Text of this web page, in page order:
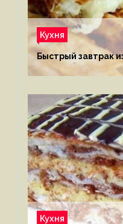
Кухня
Быстрый завтрак
Кухня